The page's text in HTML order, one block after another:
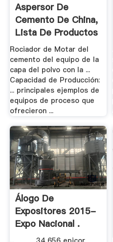
Aspersor De
Cemento De China,
Lista De Productos
.
Rociador de Motar del
cemento del equipo de la
capa del polvo con la ...
Capacidad de Producción:
... principales ejemplos de
equipos de proceso que
ofrecieron ...
Álogo De
Expositores 2015-
Expo Nacional .